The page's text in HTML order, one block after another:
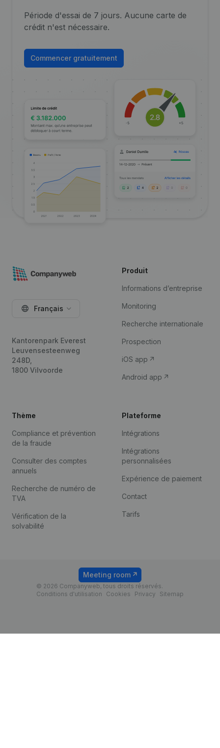
Période d'essai de 7 jours. Aucune carte de
crédit n'est nécessaire.
Commencer gratuitement
Français
Kantorenpark Everest
Leuvensesteenweg
248D,
1800 Vilvoorde
Produit
Informations d’entreprise
Monitoring
Recherche internationale
Prospection
iOS app
Android app
Thème
Compliance et prévention
de la fraude
Consulter des comptes
annuels
Recherche de numéro de
TVA
Vérification de la
solvabilité
Plateforme
Intégrations
Intégrations
personnalisées
Expérience de paiement
Contact
Tarifs
© 2026 Companyweb, tous droits réservés.
Conditions d'utilisation
Cookies Privacy Sitemap
Meeting room